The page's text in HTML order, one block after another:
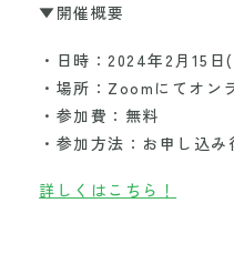
▼開催概要
・日時：2024年2月15
・場所：Zoomにてオン
・参加費：無料
・参加方法：お申し込
詳しくはこちら！